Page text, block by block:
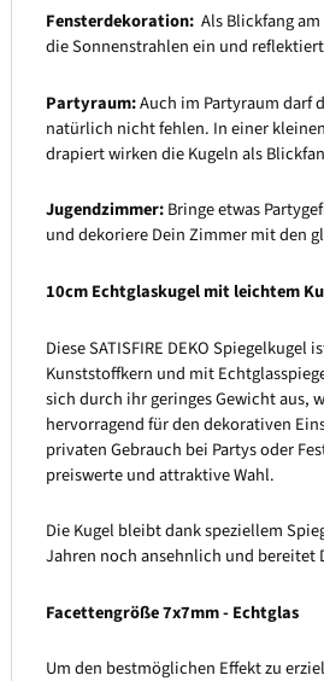
Fensterdekoration:Als Blickfang am
die Sonnenstrahlen ein und
Partyraum:Auch im Partyraum darf
natürlich nicht fehlen. In einer
drapiert wirken die Kugeln als
Jugendzimmer:Bringe etwas
und dekoriere Dein Zimmer mit den
10cm Echtglaskugel mit leichtem
Diese SATISFIRE DEKO Spiegelkugel
Kunststoffkern und mit
sich durch ihr geringes Gewicht aus,
hervorragend für den dekorativen
privaten Gebrauch bei Partys oder
preiswerte und attraktive Wahl.
Die Kugel bleibt dank speziellem
Jahren noch ansehnlich und bereitet
Facettengröße 7x7mm - Echtglas
Um den bestmöglichen Effekt zu